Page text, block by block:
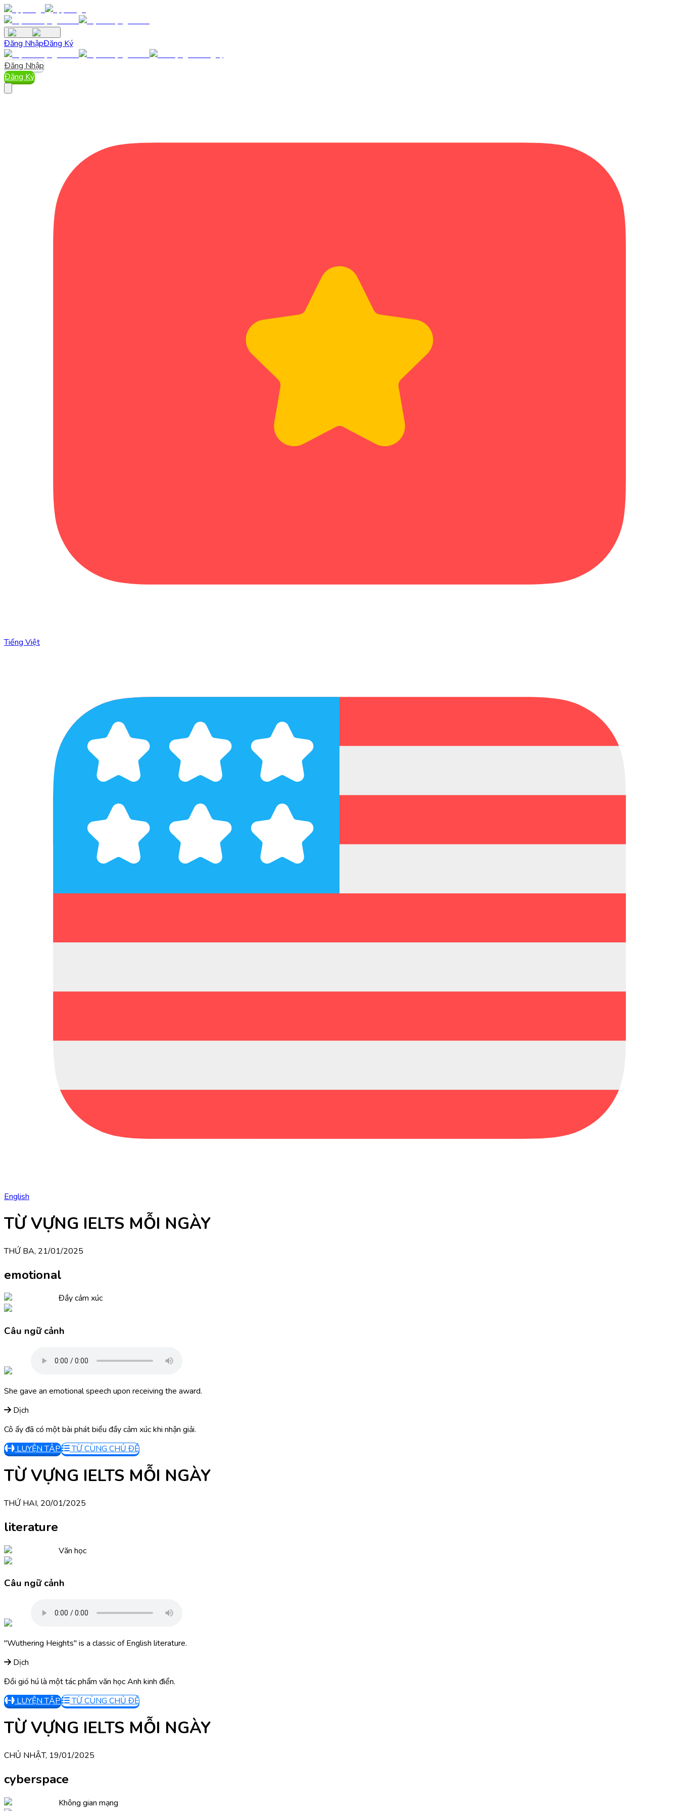
Đăng NhậpĐăng Ký
Đăng Nhập
Đăng Ký
Tiếng Việt
English
TỪ VỰNG IELTS MỖI NGÀY
THỨ BA, 21/01/2025
emotional
Đầy cảm xúc
Câu ngữ cảnh
She gave an emotional speech upon receiving the award.
Dịch
Cô ấy đã có một bài phát biểu đầy cảm xúc khi nhận giải.
LUYỆN TẬP
TỪ CÙNG CHỦ ĐỀ
TỪ VỰNG IELTS MỖI NGÀY
THỨ HAI, 20/01/2025
literature
Văn học
Câu ngữ cảnh
"Wuthering Heights" is a classic of English literature.
Dịch
Đồi gió hú là một tác phẩm văn học Anh kinh điển.
LUYỆN TẬP
TỪ CÙNG CHỦ ĐỀ
TỪ VỰNG IELTS MỖI NGÀY
CHỦ NHẬT, 19/01/2025
cyberspace
Không gian mạng